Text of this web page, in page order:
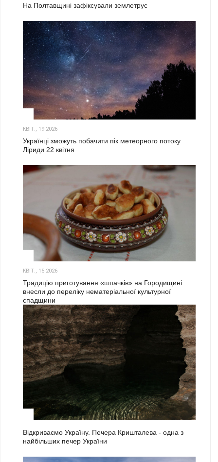
На Полтавщині зафіксували землетрус
КВІТ., 19 2026
Українці зможуть побачити пік метеорного потоку
Ліриди 22 квітня
КВІТ., 15 2026
Традицію приготування «шпачків» на Городищині
внесли до переліку нематеріальної культурної
спадщини
Відкриваємо Україну. Печера Кришталева - одна з
найбільших печер України